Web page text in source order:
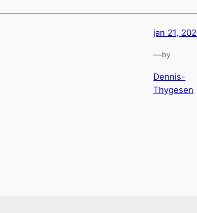
jan 21,
—by
Dennis-
Thygesen